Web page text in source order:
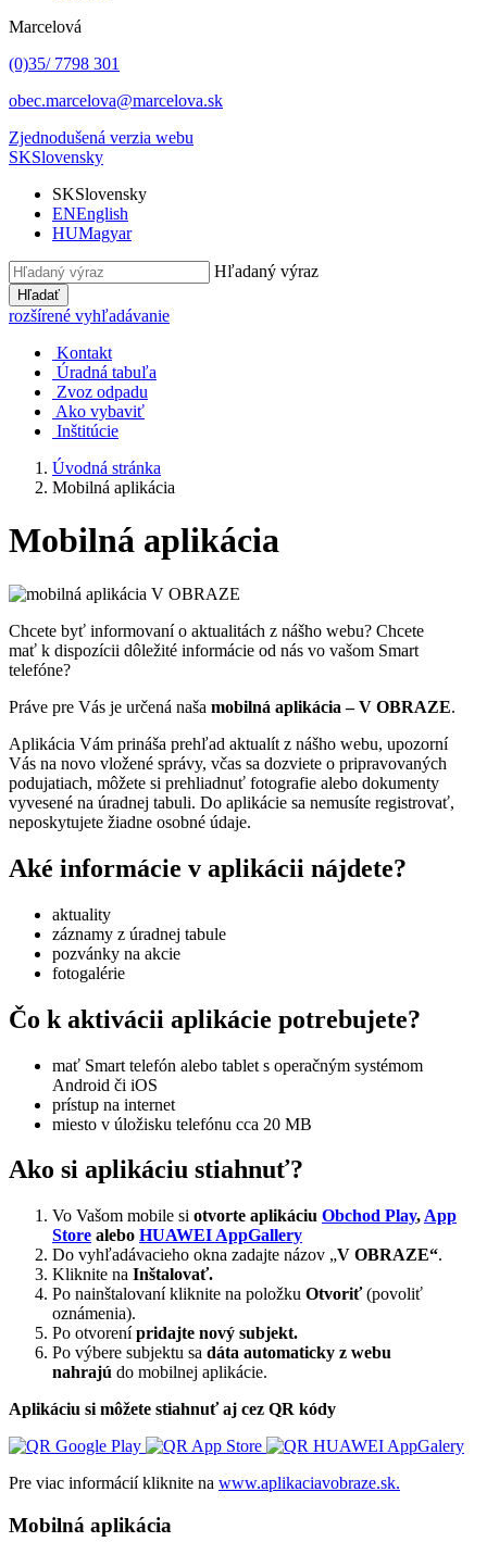
Marcelová
(0)35/ 7798 301
obec.marcelova@marcelova.sk
Zjednodušená verzia webu
SKSlovensky
SKSlovensky
ENEnglish
HUMagyar
Hľadaný výraz
Hľadať
rozšírené vyhľadávanie
Kontakt
Úradná tabuľa
Zvoz odpadu
Ako vybaviť
Inštitúcie
Úvodná stránka
Mobilná aplikácia
Mobilná aplikácia
Chcete byť informovaní o aktualitách z nášho webu? Chcete
mať k dispozícii dôležité informácie od nás vo vašom Smart
telefóne?
Práve pre Vás je určená naša mobilná aplikácia – V OBRAZE.
Aplikácia Vám prináša prehľad aktualít z nášho webu, upozorní
Vás na novo vložené správy, včas sa dozviete o pripravovaných
podujatiach, môžete si prehliadnuť fotografie alebo dokumenty
vyvesené na úradnej tabuli. Do aplikácie sa nemusíte registrovať,
neposkytujete žiadne osobné údaje.
Aké informácie v aplikácii nájdete?
aktuality
záznamy z úradnej tabule
pozvánky na akcie
fotogalérie
Čo k aktivácii aplikácie potrebujete?
mať Smart telefón alebo tablet s operačným systémom
Android či iOS
prístup na internet
miesto v úložisku telefónu cca 20 MB
Ako si aplikáciu stiahnuť?
Vo Vašom mobile si otvorte aplikáciu Obchod Play, App
Store alebo HUAWEI AppGallery
Do vyhľadávacieho okna zadajte názov „V OBRAZE“.
Kliknite na Inštalovať.
Po nainštalovaní kliknite na položku Otvoriť(povoliť
oznámenia).
Po otvorenípridajte nový subjekt.
Po výbere subjektu sa dáta automaticky z webu
nahrajú do mobilnej aplikácie.
Aplikáciu si môžete stiahnuť aj cez QR kódy
Pre viac informácií kliknite na www.aplikaciavobraze.sk.
Mobilná aplikácia